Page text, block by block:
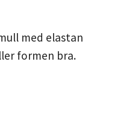
med elastan
formen bra.